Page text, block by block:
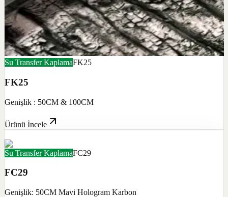
Su Transfer KaplamaFK25
FK25
Genişlik : 50CM & 100CM
Ürünü İncele
Su Transfer KaplamaFC29
FC29
Genişlik: 50CM Mavi Hologram Karbon